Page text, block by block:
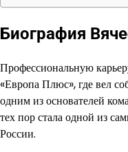
Биография
Профессиональную
«Европа Плюс», где вел
одним из основателей
тех пор стала одной из
России.